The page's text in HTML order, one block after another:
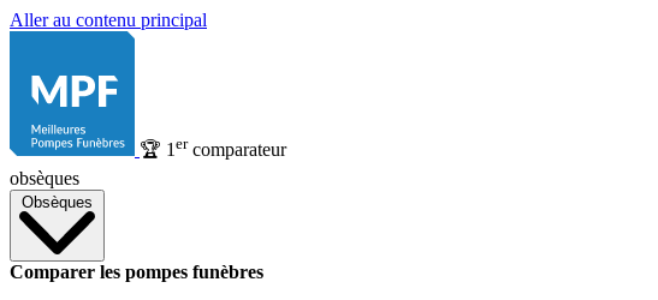
Aller au contenu principal
🏆 1 ercomparateur
obsèques
Obsèques
Comparer les pompes funèbres